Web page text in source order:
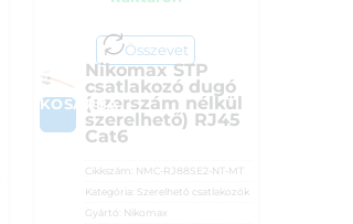
Összevet
KOSÁRBA
Nikomax STP
csatlakozó dugó
(szerszám nélkül
szerelhető) RJ45
Cat6
Cikkszám: NMC-RJ88SE2-NT-MT
Kategória: Szerelhető csatlakozók
Gyártó: Nikomax